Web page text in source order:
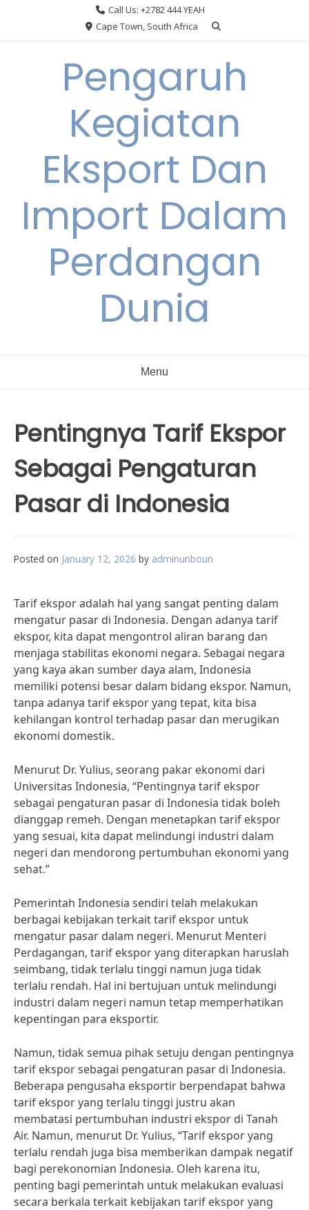
Call Us: +2782 444 YEAH
Cape Town, South Africa
Pengaruh
Kegiatan
Eksport Dan
Import Dalam
Perdangan
Dunia
Menu
Pentingnya Tarif Ekspor
Sebagai Pengaturan
Pasar di Indonesia
Posted on January 12, 2026 by adminunboun
Tarif ekspor adalah hal yang sangat penting dalam
mengatur pasar di Indonesia. Dengan adanya tarif
ekspor, kita dapat mengontrol aliran barang dan
menjaga stabilitas ekonomi negara. Sebagai negara
yang kaya akan sumber daya alam, Indonesia
memiliki potensi besar dalam bidang ekspor. Namun,
tanpa adanya tarif ekspor yang tepat, kita bisa
kehilangan kontrol terhadap pasar dan merugikan
ekonomi domestik.
Menurut Dr. Yulius, seorang pakar ekonomi dari
Universitas Indonesia, “Pentingnya tarif ekspor
sebagai pengaturan pasar di Indonesia tidak boleh
dianggap remeh. Dengan menetapkan tarif ekspor
yang sesuai, kita dapat melindungi industri dalam
negeri dan mendorong pertumbuhan ekonomi yang
sehat.”
Pemerintah Indonesia sendiri telah melakukan
berbagai kebijakan terkait tarif ekspor untuk
mengatur pasar dalam negeri. Menurut Menteri
Perdagangan, tarif ekspor yang diterapkan haruslah
seimbang, tidak terlalu tinggi namun juga tidak
terlalu rendah. Hal ini bertujuan untuk melindungi
industri dalam negeri namun tetap memperhatikan
kepentingan para eksportir.
Namun, tidak semua pihak setuju dengan pentingnya
tarif ekspor sebagai pengaturan pasar di Indonesia.
Beberapa pengusaha eksportir berpendapat bahwa
tarif ekspor yang terlalu tinggi justru akan
membatasi pertumbuhan industri ekspor di Tanah
Air. Namun, menurut Dr. Yulius, “Tarif ekspor yang
terlalu rendah juga bisa memberikan dampak negatif
bagi perekonomian Indonesia. Oleh karena itu,
penting bagi pemerintah untuk melakukan evaluasi
secara berkala terkait kebijakan tarif ekspor yang